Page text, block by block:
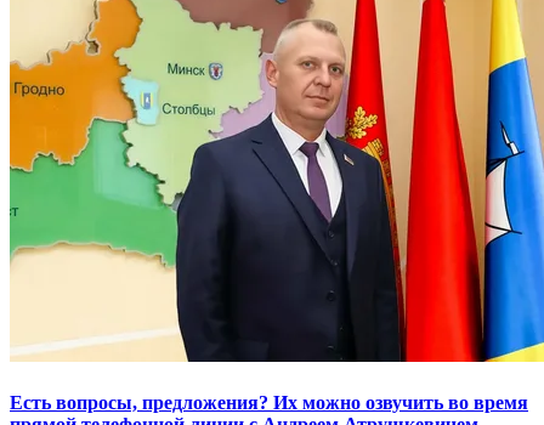
Есть вопросы, предложения? Их можно озвучить во время